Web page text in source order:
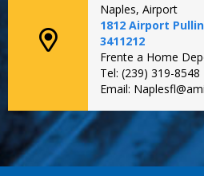
Naples, Airport
1812 Airport
3411212
Frente a Home
Tel: (239) 319-8548
Email: